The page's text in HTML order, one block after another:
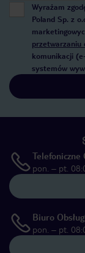
Wyrażam
Poland Sp. z
przetwarzaniu
komunikacji
systemów
Telefoniczne
pon. – pt.
Biuro
pon. – pt.